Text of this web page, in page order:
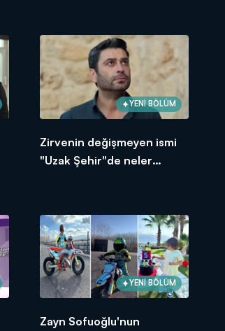
YENİ BÖLÜM
Zirvenin değişmeyen ismi
"Uzak Şehir"de neler
YENİ BÖLÜM
Zayn Sofuoğlu'nun